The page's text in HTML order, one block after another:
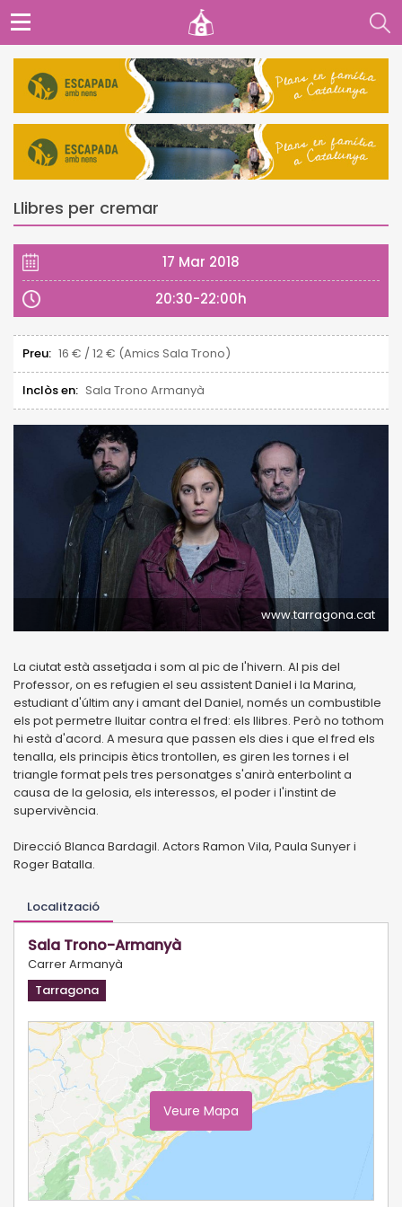
Llibres per cremar
17 Mar 2018
20:30-22:00h
Preu: 16 € / 12 € (Amics Sala Trono)
Inclòs en: Sala Trono Armanyà
www.tarragona.cat
La ciutat està assetjada i som al pic de l'hivern. Al pis del
Professor, on es refugien el seu assistent Daniel i la Marina,
estudiant d'últim any i amant del Daniel, només un combustible
els pot permetre lluitar contra el fred: els llibres. Però no tothom
hi està d'acord. A mesura que passen els dies i que el fred els
tenalla, els principis ètics trontollen, es giren les tornes i el
triangle format pels tres personatges s'anirà enterbolint a
causa de la gelosia, els interessos, el poder i l'instint de
supervivència.
Direcció Blanca Bardagil. Actors Ramon Vila, Paula Sunyer i
Roger Batalla.
Localització
Sala Trono-Armanyà
Carrer Armanyà
Tarragona
Veure Mapa